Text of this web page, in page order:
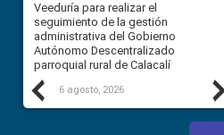
Previous
Veeduría para realizar el
seguimiento de la gestión
administrativa del Gobierno
Autónomo Descentralizado
parroquial rural de Calacalí
6 agosto, 2026